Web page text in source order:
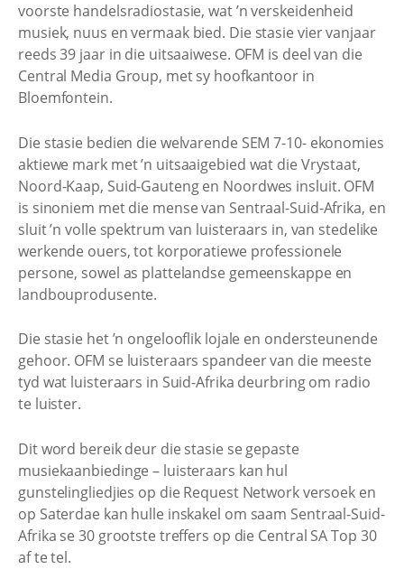
voorste handelsradiostasie, wat ’n verskeidenheid
musiek, nuus en vermaak bied. Die stasie vier vanjaar
reeds 39 jaar in die uitsaaiwese. OFM is deel van die
Central Media Group, met sy hoofkantoor in
Bloemfontein.
Die stasie bedien die welvarende SEM 7-10- ekonomies
aktiewe mark met ’n uitsaaigebied wat die Vrystaat,
Noord-Kaap, Suid-Gauteng en Noordwes insluit. OFM
is sinoniem met die mense van Sentraal-Suid-Afrika, en
sluit ’n volle spektrum van luisteraars in, van stedelike
werkende ouers, tot korporatiewe professionele
persone, sowel as plattelandse gemeenskappe en
landbouprodusente.
Die stasie het ’n ongelooflik lojale en ondersteunende
gehoor. OFM se luisteraars spandeer van die meeste
tyd wat luisteraars in Suid-Afrika deurbring om radio
te luister.
Dit word bereik deur die stasie se gepaste
musiekaanbiedinge – luisteraars kan hul
gunstelingliedjies op die Request Network versoek en
op Saterdae kan hulle inskakel om saam Sentraal-Suid-
Afrika se 30 grootste treffers op die Central SA Top 30
af te tel.